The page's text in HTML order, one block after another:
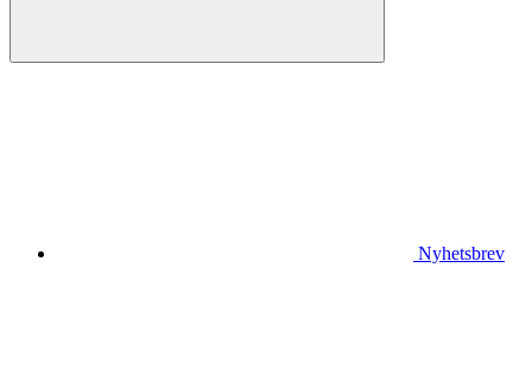
Nyhetsbrev